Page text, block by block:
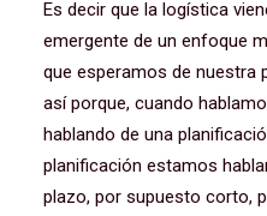
Es decir que la logística
emergente de un enfoque
que esperamos de nuestra
así porque, cuando
hablando de una
planificación estamos
plazo, por supuesto corto,